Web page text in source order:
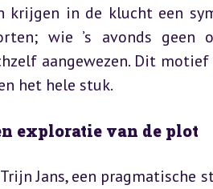
krijgen in de klucht een
wie ’s avonds
aangewezen. Dit
het hele stuk.
exploratie van de plot
Jans, een pragmatische